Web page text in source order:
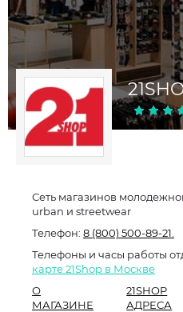
Сеть магазинов
urban и streetwear
Телефон: 8 (800) 500-89-21.
Телефоны и часы работы
карте 21Shop в Москве
О
МАГАЗИНЕ
21SHOP
АДРЕСА